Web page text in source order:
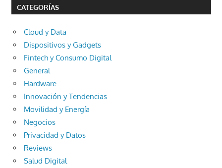
CATEGORÍAS
Cloud y Data
Dispositivos y Gadgets
Fintech y Consumo Digital
General
Hardware
Innovación y Tendencias
Movilidad y Energía
Negocios
Privacidad y Datos
Reviews
Salud Digital